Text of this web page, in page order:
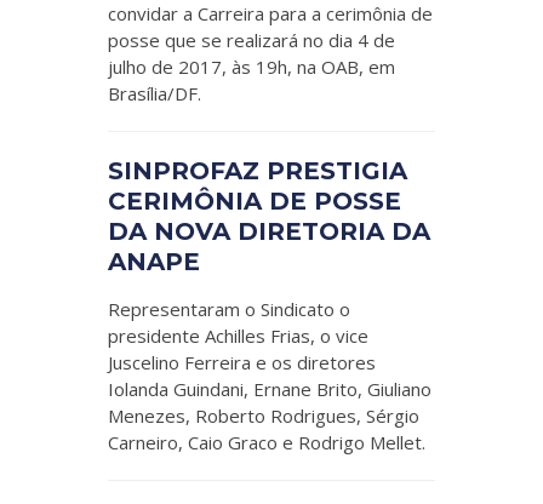
convidar a Carreira para a cerimônia de
posse que se realizará no dia 4 de
julho de 2017, às 19h, na OAB, em
Brasília/DF.
SINPROFAZ PRESTIGIA
CERIMÔNIA DE POSSE
DA NOVA DIRETORIA DA
ANAPE
Representaram o Sindicato o
presidente Achilles Frias, o vice
Juscelino Ferreira e os diretores
Iolanda Guindani, Ernane Brito, Giuliano
Menezes, Roberto Rodrigues, Sérgio
Carneiro, Caio Graco e Rodrigo Mellet.